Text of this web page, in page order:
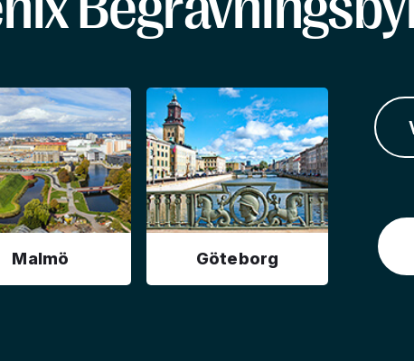
Malmö Göteborg